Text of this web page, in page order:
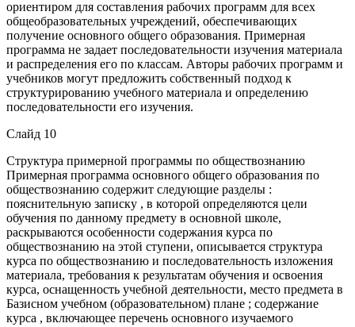
ориентиром для составления рабочих программ для всех
общеобразовательных учреждений, обеспечивающих
получение основного общего образования. Примерная
программа не задает последовательности изучения материала
и распределения его по классам. Авторы рабочих программ и
учебников могут предложить собственный подход к
структурированию учебного материала и определению
последовательности его изучения.
Слайд 10
Структура примерной программы по обществознанию
Примерная программа основного общего образования по
обществознанию содержит следующие разделы :
пояснительную записку , в которой определяются цели
обучения по данному предмету в основной школе,
раскрываются особенности содержания курса по
обществознанию на этой ступени, описывается структура
курса по обществознанию и последовательность изложения
материала, требования к результатам обучения и освоения
курса, оснащенность учебной деятельности, место предмета в
Базисном учебном (образовательном) плане ; содержание
курса , включающее перечень основного изучаемого